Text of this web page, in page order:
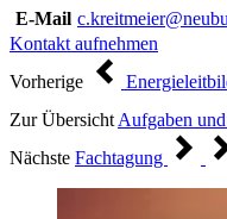
E-Mail
Kontakt aufnehmen
Vorherige
Zur ÜbersichtAufgaben
Nächste Fachtagung